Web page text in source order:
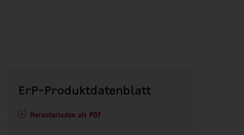
ErP-Produktdatenblatt
Herunterladen als PDF